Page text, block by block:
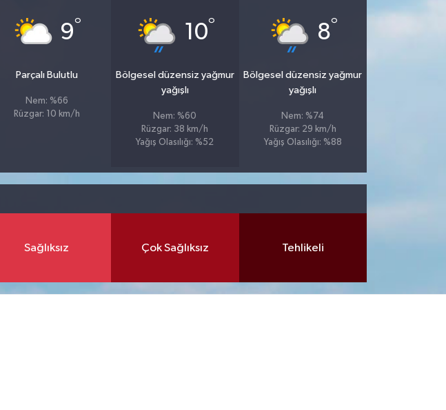
9°
Parçalı Bulutlu
Nem: %66
Rüzgar: 10 km/h
10°
Bölgesel düzensiz yağmur
yağışlı
Nem: %60
Rüzgar: 38 km/h
Yağış Olasılığı: %52
8°
Bölgesel düzensiz yağmur
yağışlı
Nem: %74
Rüzgar: 29 km/h
Yağış Olasılığı: %88
Sağlıksız Çok Sağlıksız Tehlikeli